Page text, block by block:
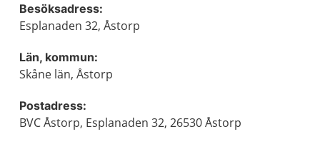
Besöksadress:
Esplanaden 32, Åstorp
Län, kommun:
Skåne län, Åstorp
Postadress:
BVC Åstorp, Esplanaden 32, 26530 Åstorp